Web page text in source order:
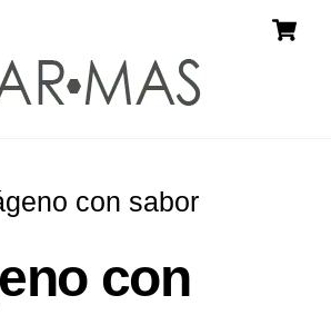
Menu
con sabor
con